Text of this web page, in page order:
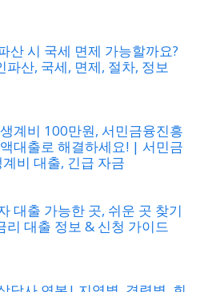
산 시 국세 면제 가능할까요?
파산, 국세, 면제, 절차, 정보
계비 100만원, 서민금융진흥
대출로 해결하세요! | 서민금
계비 대출, 긴급 자금
대출 가능한 곳, 쉬운 곳 찾기
리 대출 정보 & 신청 가이드